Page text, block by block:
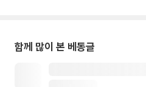
함께 많이 본 베동글